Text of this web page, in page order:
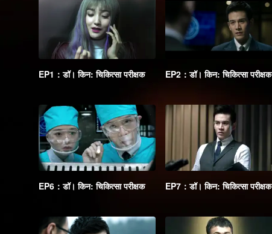
EP1：डॉ। किन: चिकित्सा परीक्षक EP2：डॉ। किन: चिकित्सा परीक्षक
EP6：डॉ। किन: चिकित्सा परीक्षक EP7：डॉ। किन: चिकित्सा परीक्षक